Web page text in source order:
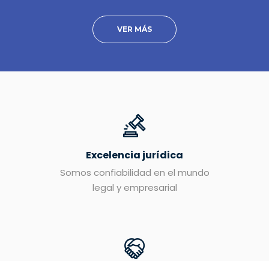
VER MÁS
Excelencia jurídica
Somos confiabilidad en el mundo
legal y empresarial